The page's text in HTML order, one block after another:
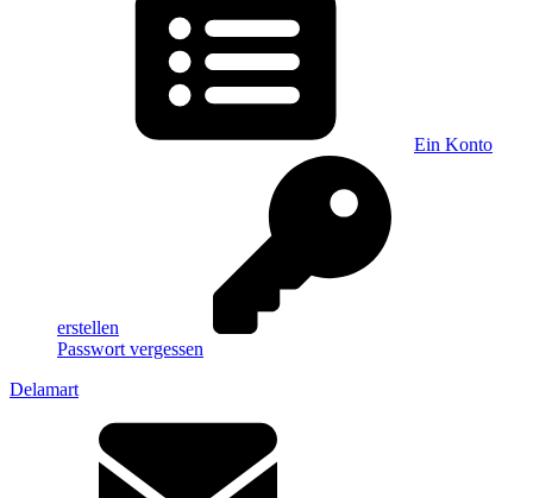
Ein Konto
erstellen
Passwort vergessen
Delamart